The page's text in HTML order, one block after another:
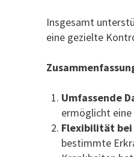
Insgesamt
eine gezielte
Umfassende
ermöglicht
Flexibilität bei
bestimmte